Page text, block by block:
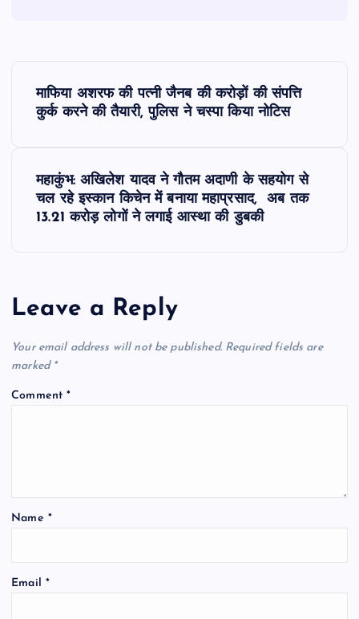
v
i
g
i
n
माफिया अशरफ की पत्नी जैनब की करोड़ों की संपत्ति
कुर्क करने की तैयारी, पुलिस ने चस्पा किया नोटिस
महाकुंभ: अखिलेश यादव ने गौतम अदाणी के सहयोग से
चल रहे इस्कान किचेन में बनाया महाप्रसाद, अब तक
13.21 करोड़ लोगों ने लगाई आस्था की डुबकी
Leave a Reply
Your email address will not be published. Required fields are
marked *
Comment*
Name *
Email *